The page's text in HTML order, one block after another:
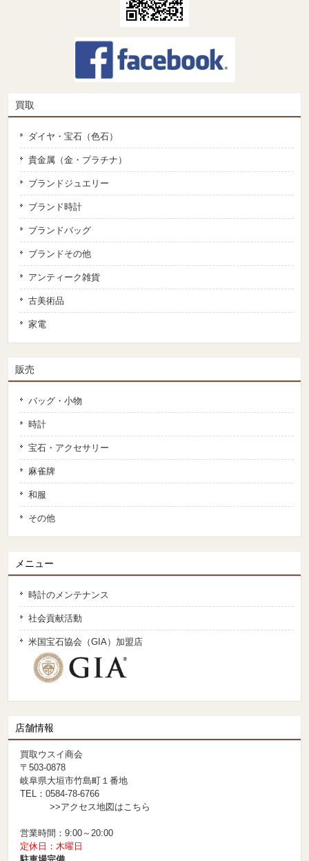
買取
ダイヤ・宝石（色石）
貴金属（金・プラチナ）
ブランドジュエリー
ブランド時計
ブランドバッグ
ブランドその他
アンティーク雑貨
古美術品
家電
販売
バッグ・小物
時計
宝石・アクセサリー
麻雀牌
和服
その他
メニュー
時計のメンテナンス
社会貢献活動
米国宝石協会（GIA）加盟店
店舗情報
買取ウスイ商会
〒503-0878
岐阜県大垣市竹島町１番地
TEL：0584-78-6766
>>アクセス地図はこちら
営業時間：9:00～20:00
定休日：木曜日